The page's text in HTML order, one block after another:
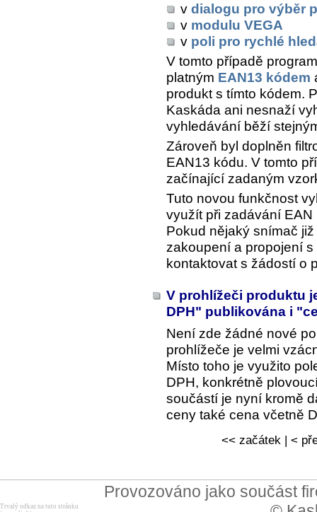
v dialogu pro výběr
v modulu VEGA
v poli pro rychlé
V tomto případě
platným EAN13 kódem
produkt s tímto kódem.
Kaskáda ani nesnaží
vyhledávání běží
Zároveň byl doplněn
EAN13 kódu. V tomto
začínající zadaným
Tuto novou funkčnost
využít při zadávání
Pokud nějaký snímač
zakoupení a propojení
kontaktovat s žádostí o
V prohlížeči produktu
DPH" publikována i
Není zde žádné nové
prohlížeče je velmi
Místo toho je využito
DPH, konkrétně
součástí je nyní kromě
ceny také cena včetně
<< začátek | <
Provozováno jako součást
Trvalý odkaz na tuto stránku